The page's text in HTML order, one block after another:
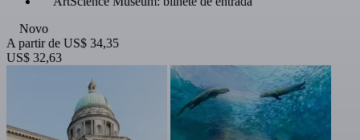
Novo
A partir de US$ 34,35
US$ 32,63